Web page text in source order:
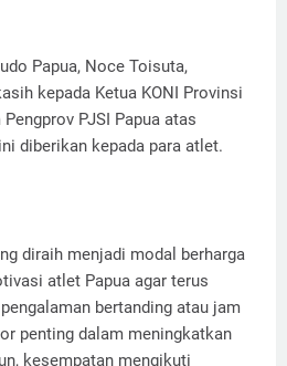
Papua, Noce Toisuta,
kepada Ketua KONI Provinsi
PJSI Papua atas
diberikan kepada para atlet.
diraih menjadi modal berharga
atlet Papua agar terus
bertanding atau jam
penting dalam meningkatkan
kesempatan mengikuti